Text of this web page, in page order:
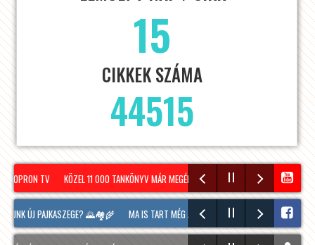
15
CIKKEK SZÁMA
44515
TV KÖZEL 11 000 TANKÖNYV MÁR MEGÉRKEZETT SOPRONBA A KÖVETKEZŐ
ÚJ PAJKASZEGE? 🌄🏘️🌾 MA IS TART MÉG A SOPRONI BORÜNNEP, 20 ÓRAKOR